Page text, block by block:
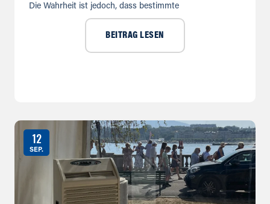
Die Wahrheit ist jedoch, dass bestimmte
BEITRAG LESEN
12
SEP.